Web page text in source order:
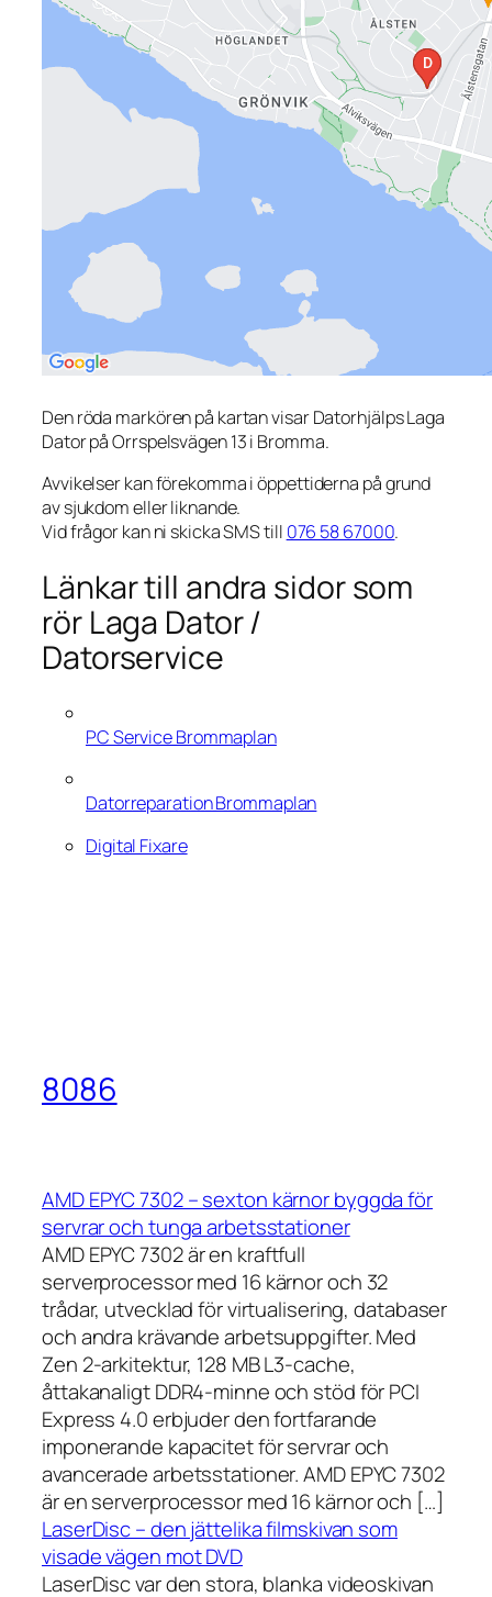
Den röda markören på kartan visar Datorhjälps Laga
Dator på Orrspelsvägen 13 i Bromma.
Avvikelser kan förekomma i öppettiderna på grund
av sjukdom eller liknande.
Vid frågor kan ni skicka SMS till 076 58 67000.
Länkar till andra sidor som
rör Laga Dator /
Datorservice
PC Service Brommaplan
Datorreparation Brommaplan
Digital Fixare
8086
AMD EPYC 7302 – sexton kärnor byggda för
servrar och tunga arbetsstationer
AMD EPYC 7302 är en kraftfull
serverprocessor med 16 kärnor och 32
trådar, utvecklad för virtualisering, databaser
och andra krävande arbetsuppgifter. Med
Zen 2-arkitektur, 128 MB L3-cache,
åttakanaligt DDR4-minne och stöd för PCI
Express 4.0 erbjuder den fortfarande
imponerande kapacitet för servrar och
avancerade arbetsstationer. AMD EPYC 7302
är en serverprocessor med 16 kärnor och […]
LaserDisc – den jättelika filmskivan som
visade vägen mot DVD
LaserDisc var den stora, blanka videoskivan